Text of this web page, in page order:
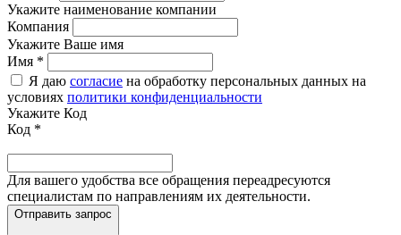
Укажите наименование компании
Компания
Укажите Ваше имя
Имя *
Я даю согласие на обработку персональных данных на
условиях политики конфиденциальности
Укажите Код
Код *
Для вашего удобства все обращения переадресуются
специалистам по направлениям их деятельности.
Отправить запрос